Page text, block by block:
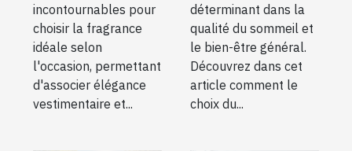
incontournables pour
choisir la fragrance
idéale selon
l'occasion, permettant
d'associer élégance
vestimentaire et...
déterminant dans la
qualité du sommeil et
le bien-être général.
Découvrez dans cet
article comment le
choix du...